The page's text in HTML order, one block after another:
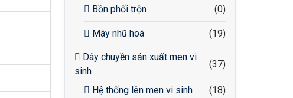
Bồn phối trộn (0)
Máy nhũ hoá (19)
Dây chuyền sản xuất men vi
sinh
(37)
Hệ thống lên men vi sinh (18)